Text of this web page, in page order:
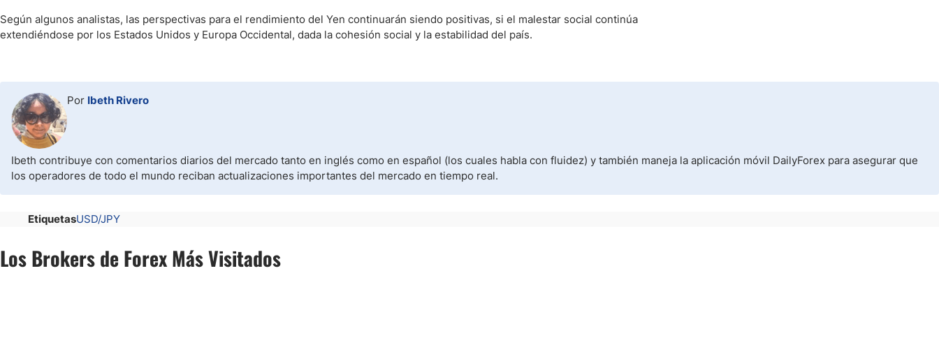
Según algunos analistas, las perspectivas para el rendimiento del Yen continuarán siendo positivas, si el malestar social continúa
extendiéndose por los Estados Unidos y Europa Occidental, dada la cohesión social y la estabilidad del país.
Por Ibeth Rivero
Ibeth contribuye con comentarios diarios del mercado tanto en inglés como en español (los cuales habla con fluidez) y también maneja la aplicación móvil DailyForex para asegurar que
los operadores de todo el mundo reciban actualizaciones importantes del mercado en tiempo real.
EtiquetasUSD/JPY
Los Brokers de Forex Más Visitados